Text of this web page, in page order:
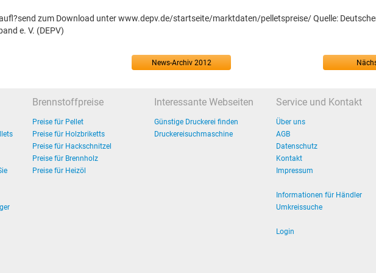
zum Download unter www.depv.de/startseite/marktdaten/pelletspreise/ Quelle:
e. V. (DEPV)
News-Archiv 2012
Brennstoffpreise
Preise für Pellet
Preise für Holzbriketts
Preise für Hackschnitzel
Preise für Brennholz
Preise für Heizöl
Interessante Webseiten
Günstige Druckerei finden
Druckereisuchmaschine
Service und Kontakt
Über uns
AGB
Datenschutz
Kontakt
Impressum
Informationen für Händler
Umkreissuche
Login